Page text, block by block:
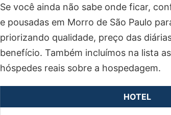
Se você ainda não sabe onde ficar,
e pousadas em Morro de São Paulo
priorizando qualidade, preço das
benefício. Também incluímos na lista
hóspedes reais sobre a hospedagem.
HOTEL